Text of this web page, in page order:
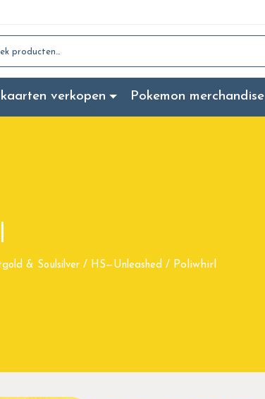
verkopen Pokemon merchandise
& Soulsilver / HS—Unleashed / Poliwhirl